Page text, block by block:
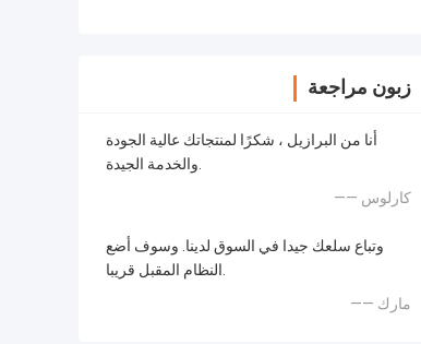
زبون مراجعة
أنا من البرازيل ، شكرًا لمنتجاتك عالية الجودة
والخدمة الجيدة.
—— كارلوس
وتباع سلعك جيدا في السوق لدينا. وسوف أضع
النظام المقبل قريبا.
—— مارك